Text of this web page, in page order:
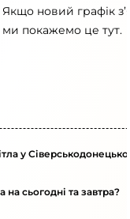
новий графік
покажемо це тут.
у
на сьогодні та завтра?